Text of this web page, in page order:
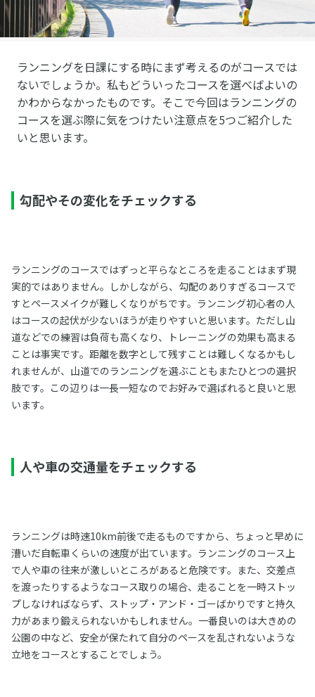
ランニングを日課にする時にまず考えるのがコースでは
ないでしょうか。私もどういったコースを選べばよいの
かわからなかったものです。そこで今回はランニングの
コースを選ぶ際に気をつけたい注意点を5つご紹介した
いと思います。
勾配やその変化をチェックする
ランニングのコースではずっと平らなところを走ることはまず現
実的ではありません。しかしながら、勾配のありすぎるコースで
すとペースメイクが難しくなりがちです。ランニング初心者の人
はコースの起伏が少ないほうが走りやすいと思います。ただし山
道などでの練習は負荷も高くなり、トレーニングの効果も高まる
ことは事実です。距離を数字として残すことは難しくなるかもし
れませんが、山道でのランニングを選ぶこともまたひとつの選択
肢です。この辺りは一長一短なのでお好みで選ばれると良いと思
います。
人や車の交通量をチェックする
ランニングは時速10km前後で走るものですから、ちょっと早めに
漕いだ自転車くらいの速度が出ています。ランニングのコース上
で人や車の往来が激しいところがあると危険です。また、交差点
を渡ったりするようなコース取りの場合、走ることを一時ストッ
プしなければならず、ストップ・アンド・ゴーばかりですと持久
力があまり鍛えられないかもしれません。一番良いのは大きめの
公園の中など、安全が保たれて自分のペースを乱されないような
立地をコースとすることでしょう。